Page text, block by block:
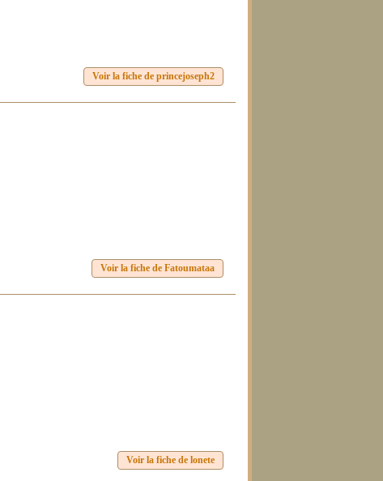
Voir la fiche de princejoseph2
Voir la fiche de Fatoumataa
Voir la fiche de lonete